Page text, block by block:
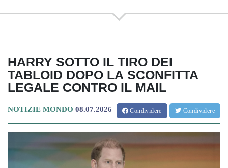
HARRY SOTTO IL TIRO DEI
TABLOID DOPO LA SCONFITTA
LEGALE CONTRO IL MAIL
NOTIZIE MONDO 08.07.2026 Condividere Condividere